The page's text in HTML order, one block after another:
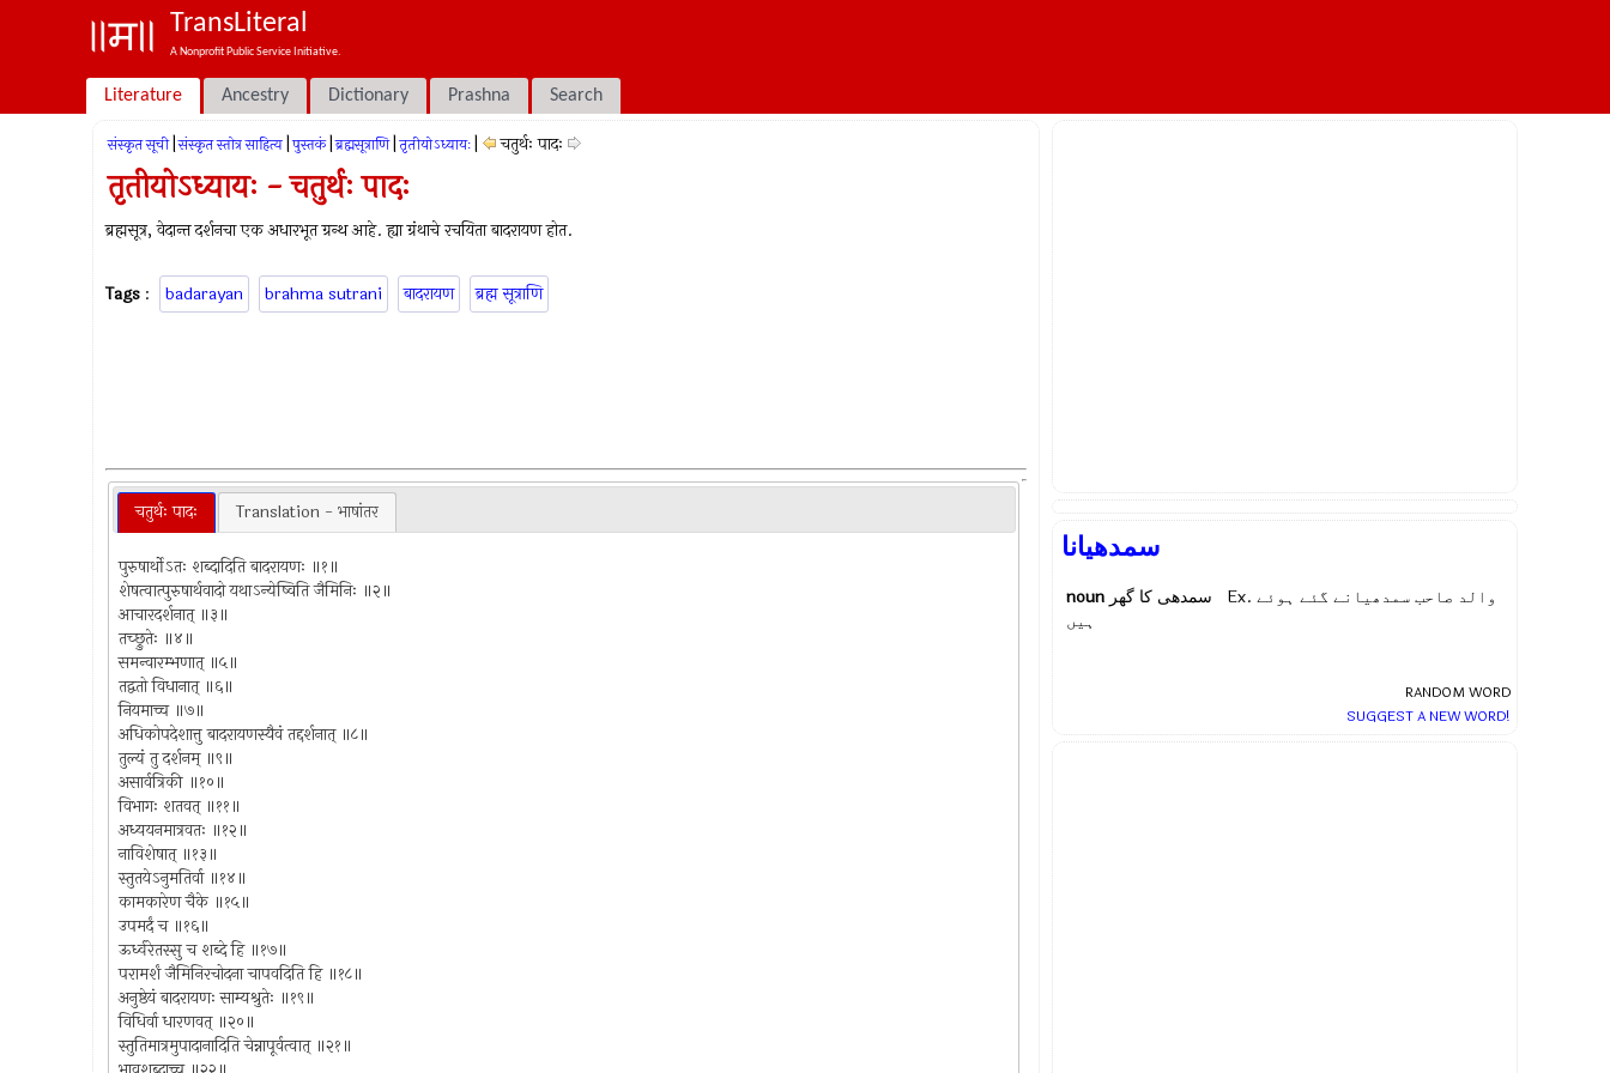
TransLiteral
A Nonprofit Public Service Initiative.
Literature Ancestry Dictionary Prashna Search
संस्कृत सूची संस्कृत स्तोत्र साहित्य पुस्तकं ब्रह्मसूत्राणि तृतीयोऽध्यायः चतुर्थः पादः
तृतीयोऽध्यायः - चतुर्थः पादः
ब्रह्मसूत्र, वेदान्त दर्शनचा एक अधारभूत ग्रन्थ आहे. ह्या ग्रंथाचे रचयिता बादरायण होत.
Tags : badarayan brahma sutrani बादरायण ब्रह्म सूत्राणि
चतुर्थः पादः Translation - भाषांतर
पुरुषार्थोऽतः शब्दादिति बादरायणः ॥१॥
शेषत्वात्पुरुषार्थवादो यथाऽन्येष्विति जैमिनिः ॥२॥
आचारदर्शनात् ॥३॥
तच्छ्रुतेः ॥४॥
समन्वारम्भणात् ॥५॥
तद्वतो विधानात् ॥६॥
नियमाच्च ॥७॥
अधिकोपदेशात्तु बादरायणस्यैवं तद्दर्शनात् ॥८॥
तुल्यं तु दर्शनम् ॥९॥
असार्वत्रिकी ॥१०॥
विभागः शतवत् ॥११॥
अध्ययनमात्रवतः ॥१२॥
नाविशेषात् ॥१३॥
स्तुतयेऽनुमतिर्वा ॥१४॥
कामकारेण चैके ॥१५॥
उपमर्दं च ॥१६॥
ऊर्ध्वरेतस्सु च शब्दे हि ॥१७॥
परामर्शं जैमिनिरचोदना चापवदिति हि ॥१८॥
अनुष्ठेयं बादरायणः साम्यश्रुतेः ॥१९॥
विधिर्वा धारणवत् ॥२०॥
स्तुतिमात्रमुपादानादिति चेन्नापूर्वत्वात् ॥२१॥
سمدھیانا
noun سمدھی کا گھر Ex. والد صاحب سمدھیانے گئے ہوئے
ہیں
RANDOM WORD
SUGGEST A NEW WORD!